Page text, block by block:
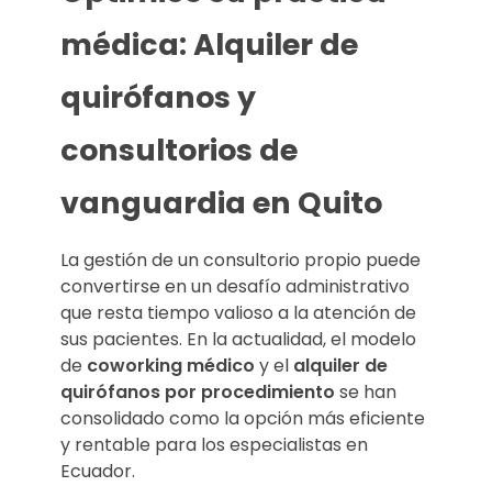
médica: Alquiler de
quirófanos y
consultorios de
vanguardia en Quito
La gestión de un consultorio propio puede
convertirse en un desafío administrativo
que resta tiempo valioso a la atención de
sus pacientes. En la actualidad, el modelo
de coworking médico y el alquiler de
quirófanos por procedimiento se han
consolidado como la opción más eficiente
y rentable para los especialistas en
Ecuador.